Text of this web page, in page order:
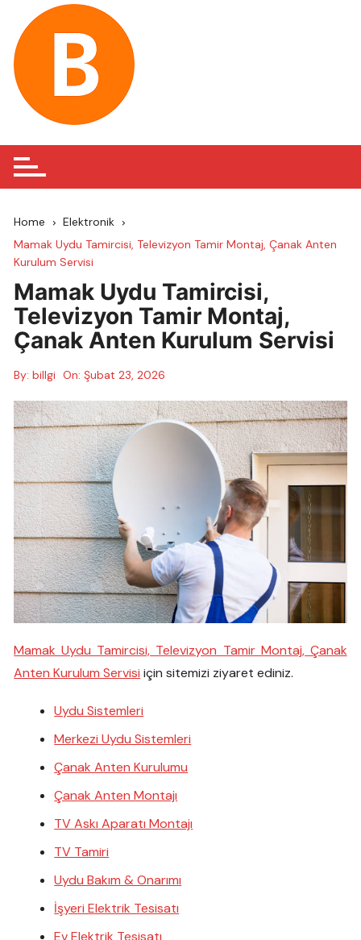
content
Home
Elektronik
Mamak Uydu Tamircisi, Televizyon Tamir Montaj, Çanak Anten
Kurulum Servisi
Mamak Uydu Tamircisi,
Televizyon Tamir Montaj,
Çanak Anten Kurulum Servisi
By: billgi On:Şubat 23, 2026
Mamak Uydu Tamircisi, Televizyon Tamir Montaj, Çanak
Anten Kurulum Servisi için sitemizi ziyaret ediniz.
Uydu Sistemleri
Merkezi Uydu Sistemleri
Çanak Anten Kurulumu
Çanak Anten Montajı
TV Askı Aparatı Montajı
TV Tamiri
Uydu Bakım & Onarımı
İşyeri Elektrik Tesisatı
Ev Elektrik Tesisatı